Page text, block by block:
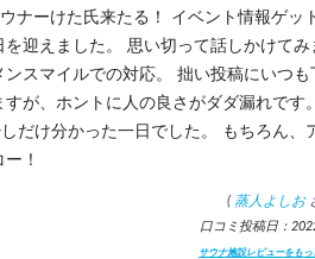
ナーけた氏来たる！ イベント情報ゲッ
迎えました。 思い切って話しかけてみ
スマイルでの対応。 拙い投稿にいつも
が、ホントに人の良さがダダ漏れです。
だけ分かった一日でした。 もちろん、
！
( 蒸人よしお
口コミ投稿日：
サウナ施設レビューをもっ